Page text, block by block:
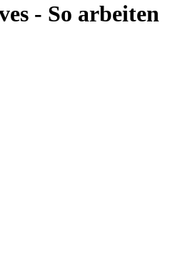
- So arbeiten